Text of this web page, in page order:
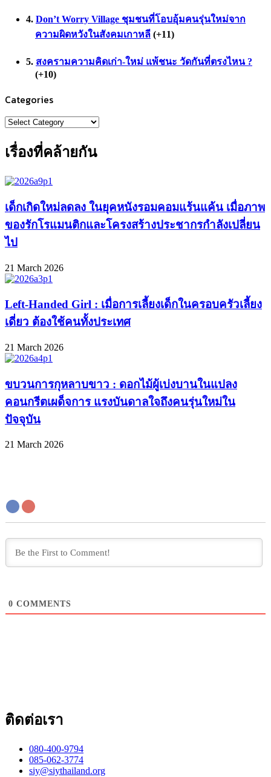
Don’t Worry Village ชุมชนที่โอบอุ้มคนรุ่นใหม่จาก
ความผิดหวังในสังคมเกาหลี +11
สงครามความคิดเก่า-ใหม่ แพ้ชนะ วัดกันที่ตรงไหน ?
+10
Categories
Categories
เรื่องที่คล้ายกัน
เด็กเกิดใหม่ลดลง ในยุคหนังรอมคอมแร้นแค้น เมื่อภาพ
ของรักโรแมนติกและโครงสร้างประชากรกำลังเปลี่ยน
ไป
21 March 2026
Left-Handed Girl : เมื่อการเลี้ยงเด็กในครอบครัวเลี้ยง
เดี่ยว ต้องใช้คนทั้งประเทศ
21 March 2026
ขบวนการกุหลาบขาว : ดอกไม้ผู้เบ่งบานในแปลง
คอนกรีตเผด็จการ แรงบันดาลใจถึงคนรุ่นใหม่ใน
ปัจจุบัน
21 March 2026
0 COMMENTS
ติดต่อเรา
080-400-9794
085-062-3774
siy@siythailand.org